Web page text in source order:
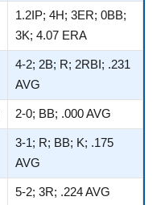
1.2IP; 4H; 3ER; 0BB;
3K; 4.07 ERA
4-2; 2B; R; 2RBI; .231
AVG
2-0; BB; .000 AVG
3-1; R; BB; K; .175
AVG
5-2; 3R; .224 AVG